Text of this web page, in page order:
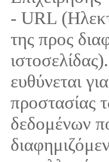
- URL
της προς
ευθύνεται
προστασίας
δεδομένων